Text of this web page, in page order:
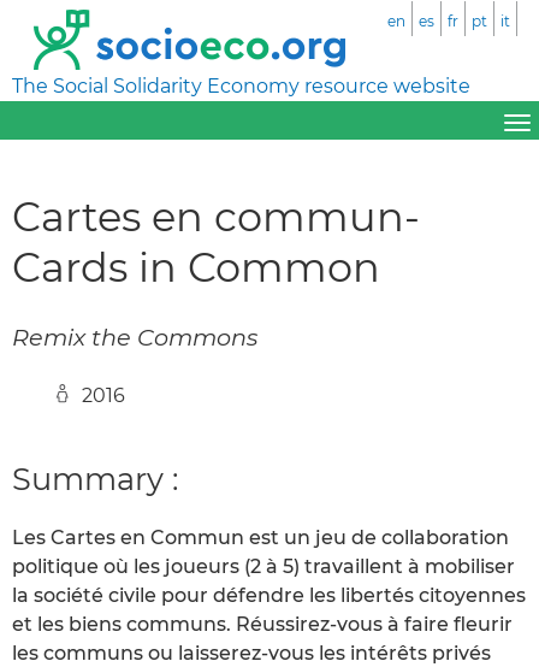
The Social Solidarity Economy resource website
en es fr pt it
Cartes en commun-
Cards in Common
Remix the Commons
2016
Summary :
Les Cartes en Commun est un jeu de collaboration
politique où les joueurs (2 à 5) travaillent à mobiliser
la société civile pour défendre les libertés citoyennes
et les biens communs. Réussirez-vous à faire fleurir
les communs ou laisserez-vous les intérêts privés